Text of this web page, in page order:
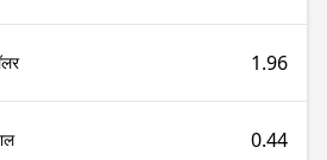
1.96
0.44